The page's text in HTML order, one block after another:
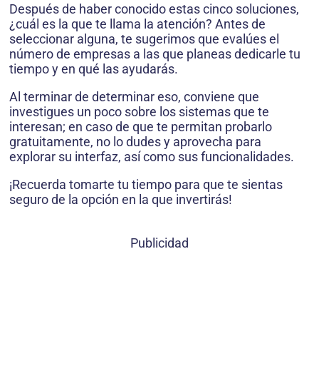
Después de haber conocido estas cinco soluciones,
¿cuál es la que te llama la atención? Antes de
seleccionar alguna, te sugerimos que evalúes el
número de empresas a las que planeas dedicarle tu
tiempo y en qué las ayudarás.
Al terminar de determinar eso, conviene que
investigues un poco sobre los sistemas que te
interesan; en caso de que te permitan probarlo
gratuitamente, no lo dudes y aprovecha para
explorar su interfaz, así como sus funcionalidades.
¡Recuerda tomarte tu tiempo para que te sientas
seguro de la opción en la que invertirás!
Publicidad